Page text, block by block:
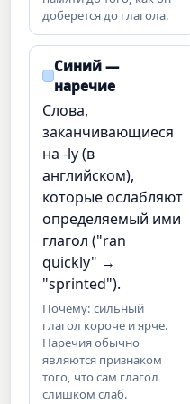
доберется до глагола.
Синий —
наречие
Слова,
заканчивающиеся
на -ly (в
английском),
которые ослабляют
определяемый ими
глагол ("ran
quickly" →
"sprinted").
Почему: сильный
глагол короче и ярче.
Наречия обычно
являются признаком
того, что сам глагол
слишком слаб.